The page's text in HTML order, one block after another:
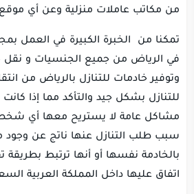
من مكاتب عاملات منزلية وعن أي
تمكنا من الخبرة الكبيرة في العمل
في الرياض من جميع الجنسيات و نقل
وتوفير خادمات للتنازل بالرياض من
للتنازل بشكل جيد والتأكد مما إذا كانت
مشاكل عامة لا يستريح معها أي
سبب طلب التنازل عنها ناتج عن وجود
بالخادمة نفسها أو أنها ترتبط بطريقة
اتفاق عليها داخل المملكة العربية